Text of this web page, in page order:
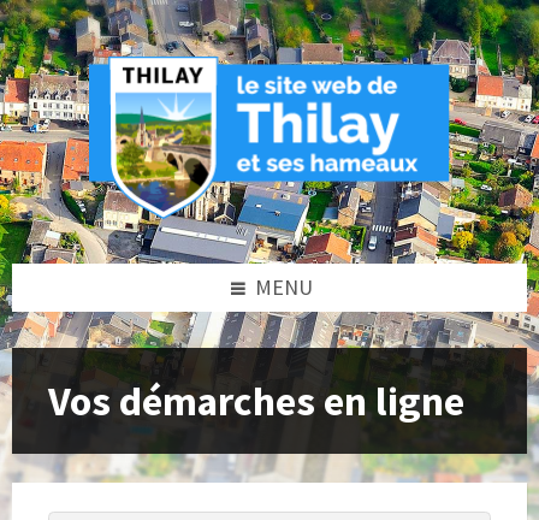
Skip
to
content
Skip
to
left
sidebar
Skip
to
footer
MENU
Vos démarches en ligne